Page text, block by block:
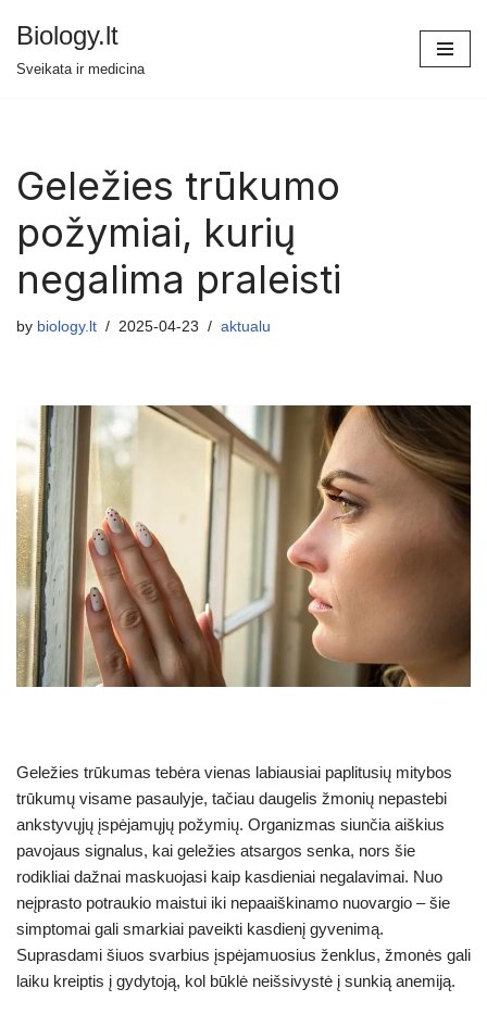
Biology.lt
Sveikata ir medicina
Geležies trūkumo
požymiai, kurių
negalima praleisti
by biology.lt 2025-04-23 aktualu
Geležies trūkumas tebėra vienas labiausiai paplitusių mitybos
trūkumų visame pasaulyje, tačiau daugelis žmonių nepastebi
ankstyvųjų įspėjamųjų požymių. Organizmas siunčia aiškius
pavojaus signalus, kai geležies atsargos senka, nors šie
rodikliai dažnai maskuojasi kaip kasdieniai negalavimai. Nuo
neįprasto potraukio maistui iki nepaaiškinamo nuovargio – šie
simptomai gali smarkiai paveikti kasdienį gyvenimą.
Suprasdami šiuos svarbius įspėjamuosius ženklus, žmonės gali
laiku kreiptis į gydytoją, kol būklė neišsivystė į sunkią anemiją.